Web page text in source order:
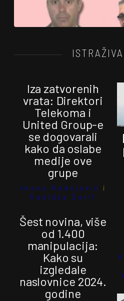
Iza zatvorenih
vrata: Direktori
Telekoma i
United Group-e
se dogovarali
kako da oslabe
medije ove
grupe
Vesna Radojević
i
Kadidža Šarif
Šest novina, više
od 1.400
manipulacija:
Kako su
izgledale
naslovnice 2024.
godine